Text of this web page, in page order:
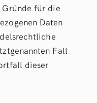
für die
Daten
Fall
dieser